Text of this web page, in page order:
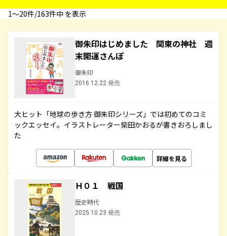
1〜20件/163件中 を表示
御朱印はじめました 関東の神社 週
末開運さんぽ
御朱印
2016.12.22 発売
大ヒット「地球の歩き方 御朱印シリーズ」では初めてのコミ
ックエッセイ。イラストレーター柴田かおるが書きおろしまし
た
詳細を見る
Ｈ０１ 戦国
歴史時代
2025.10.23 発売